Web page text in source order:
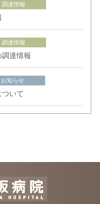
調達情報
調達情報
達情報
お知らせ
いて